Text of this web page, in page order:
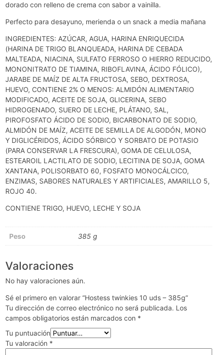
dorado con relleno de crema con sabor a vainilla.
Perfecto para desayuno, merienda o un snack a media mañana
INGREDIENTES: AZÚCAR, AGUA, HARINA ENRIQUECIDA
(HARINA DE TRIGO BLANQUEADA, HARINA DE CEBADA
MALTEADA, NIACINA, SULFATO FERROSO O HIERRO REDUCIDO,
MONONITRATO DE TIAMINA, RIBOFLAVINA, ÁCIDO FÓLICO),
JARABE DE MAÍZ DE ALTA FRUCTOSA, SEBO, DEXTROSA,
HUEVO, CONTIENE 2% O MENOS: ALMIDÓN ALIMENTARIO
MODIFICADO, ACEITE DE SOJA, GLICERINA, SEBO
HIDROGENADO, SUERO DE LECHE, PLÁTANO, SAL,
PIROFOSFATO ÁCIDO DE SODIO, BICARBONATO DE SODIO,
ALMIDÓN DE MAÍZ, ACEITE DE SEMILLA DE ALGODÓN, MONO
Y DIGLICÉRIDOS, ÁCIDO SÓRBICO Y SORBATO DE POTASIO
(PARA CONSERVAR LA FRESCURA), GOMA DE CELULOSA,
ESTEAROIL LACTILATO DE SODIO, LECITINA DE SOJA, GOMA
XANTANA, POLISORBATO 60, FOSFATO MONOCÁLCICO,
ENZIMAS, SABORES NATURALES Y ARTIFICIALES, AMARILLO 5,
ROJO 40.
CONTIENE TRIGO, HUEVO, LECHE Y SOJA
Peso 385 g
Valoraciones
No hay valoraciones aún.
Sé el primero en valorar “Hostess twinkies 10 uds – 385g”
Tu dirección de correo electrónico no será publicada. Los
campos obligatorios están marcados con *
Tu puntuación
Tu valoración *